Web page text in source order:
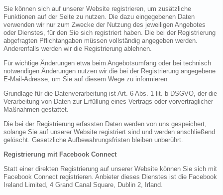
Sie können sich auf unserer Website registrieren, um zusätzliche
Funktionen auf der Seite zu nutzen. Die dazu eingegebenen Daten
verwenden wir nur zum Zwecke der Nutzung des jeweiligen Angebotes
oder Dienstes, für den Sie sich registriert haben. Die bei der Registrierung
abgefragten Pflichtangaben müssen vollständig angegeben werden.
Anderenfalls werden wir die Registrierung ablehnen.
Für wichtige Änderungen etwa beim Angebotsumfang oder bei technisch
notwendigen Änderungen nutzen wir die bei der Registrierung angegebene
E-Mail-Adresse, um Sie auf diesem Wege zu informieren.
Grundlage für die Datenverarbeitung ist Art. 6 Abs. 1 lit. b DSGVO, der die
Verarbeitung von Daten zur Erfüllung eines Vertrags oder vorvertraglicher
Maßnahmen gestattet.
Die bei der Registrierung erfassten Daten werden von uns gespeichert,
solange Sie auf unserer Website registriert sind und werden anschließend
gelöscht. Gesetzliche Aufbewahrungsfristen bleiben unberührt.
Registrierung mit Facebook Connect
Statt einer direkten Registrierung auf unserer Website können Sie sich mit
Facebook Connect registrieren. Anbieter dieses Dienstes ist die Facebook
Ireland Limited, 4 Grand Canal Square, Dublin 2, Irland.